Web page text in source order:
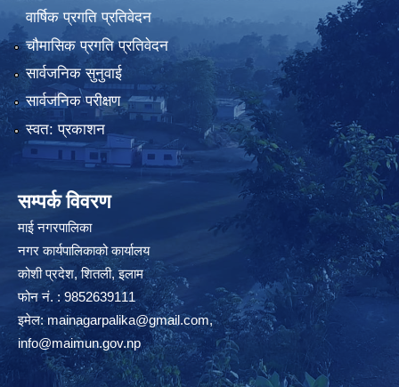
वार्षिक प्रगति प्रतिवेदन
चौमासिक प्रगति प्रतिवेदन
सार्वजनिक सुनुवाई
सार्वजनिक परीक्षण
स्वत: प्रकाशन
सम्पर्क विवरण
माई नगरपालिका
नगर कार्यपालिकाको कार्यालय
कोशी प्रदेश, शितली, इलाम
फोन नं. : 9852639111
इमेल:mainagarpalika@gmail.com,
info@maimun.gov.np